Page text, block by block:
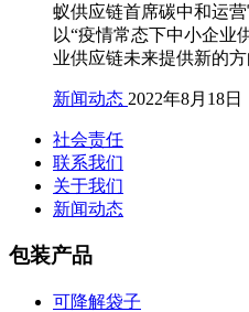
蚁供应链首席碳中和运
以“疫情常态下中小企业
业供应链未来提供新的
新闻动态 2022年8月18日
社会责任
联系我们
关于我们
新闻动态
包装产品
可降解袋子